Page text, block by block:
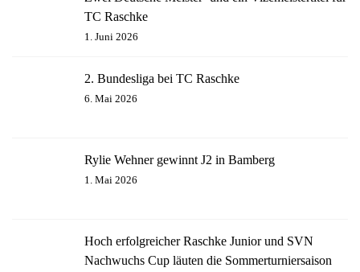
TC Raschke
1. Juni 2026
2. Bundesliga bei TC Raschke
6. Mai 2026
Rylie Wehner gewinnt J2 in Bamberg
1. Mai 2026
Hoch erfolgreicher Raschke Junior und SVN
Nachwuchs Cup läuten die Sommerturniersaison